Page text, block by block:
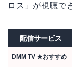
ロス」が視聴で
配信サービス
DMM TV ★おすすめ